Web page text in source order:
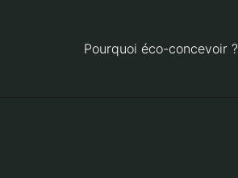
Pourquoi éco-concevoir ?